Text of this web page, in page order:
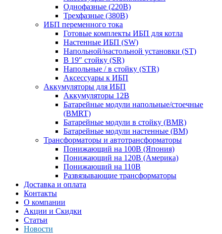
Однофазные (220В)
Трехфазные (380В)
ИБП переменного тока
Готовые комплекты ИБП для котла
Настенные ИБП (SW)
Напольной/настольной установки (ST)
В 19″ стойку (SR)
Напольные / в стойку (STR)
Аксессуары к ИБП
Аккумуляторы для ИБП
Аккумуляторы 12В
Батарейные модули напольные/стоечные
(BMRT)
Батарейные модули в стойку (BMR)
Батарейные модули настенные (BM)
Трансформаторы и автотрансформаторы
Понижающий на 100В (Япония)
Понижающий на 120В (Америка)
Понижающий на 110В
Развязывающие трансформаторы
Доставка и оплата
Контакты
О компании
Акции и Скидки
Статьи
Новости